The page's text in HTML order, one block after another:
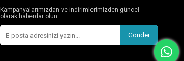
Kampanyalarımızdan ve indirimlerimizden güncel
olarak haberdar olun.
Gönder